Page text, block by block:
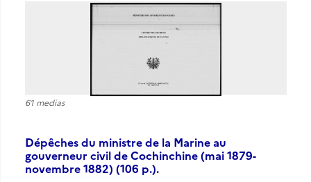
61 medias
Dépêches du ministre de la Marine au
gouverneur civil de Cochinchine (mai 1879-
novembre 1882) (106 p.).